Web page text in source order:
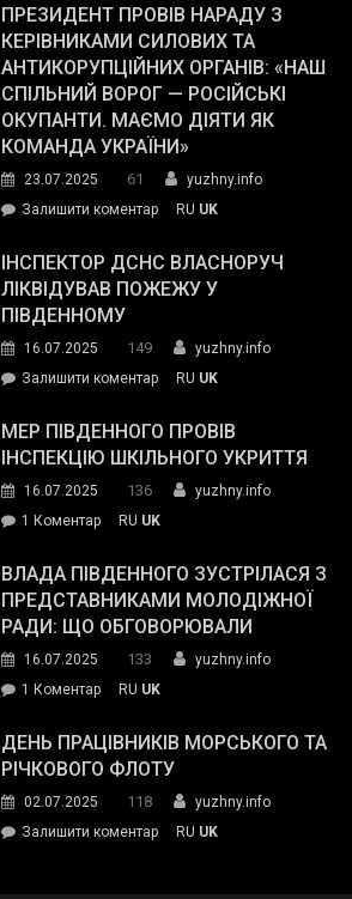
Street
Journal.
Південному
працівникам
ОПЗ
з
матеріального
резерву
гуманітарну
допомогу
ПРЕЗИДЕНТ ПРОВІВ НАРАДУ З
КЕРІВНИКАМИ СИЛОВИХ ТА
АНТИКОРУПЦІЙНИХ ОРГАНІВ: «НАШ
СПІЛЬНИЙ ВОРОГ — РОСІЙСЬКІ
ОКУПАНТИ. МАЄМО ДІЯТИ ЯК
КОМАНДА УКРАЇНИ»
23.07.2025 61
yuzhny.info
Залишити коментарon
провів
нараду
силових
та
органів:
«Наш
спільний
окупанти.
Маємо
діяти
команда
RU UK
ІНСПЕКТОР ДСНС ВЛАСНОРУЧ
ЛІКВІДУВАВ ПОЖЕЖУ У
ПІВДЕННОМУ
16.07.2025 149
yuzhny.info
Залишити коментарon
ДСНС
власноруч
пожежу
у
RU UK
МЕР ПІВДЕННОГО ПРОВІВ
ІНСПЕКЦІЮ ШКІЛЬНОГО УКРИТТЯ
16.07.2025 136
yuzhny.info
1 Коментардо
Південного
провів
інспекцію
укриття
RU UK
ВЛАДА ПІВДЕННОГО ЗУСТРІЛАСЯ З
ПРЕДСТАВНИКАМИ МОЛОДІЖНОЇ
РАДИ: ЩО ОБГОВОРЮВАЛИ
16.07.2025 133
yuzhny.info
1 Коментардо
Південного
зустрілася
представниками
молодіжної
RU UK
ДЕНЬ ПРАЦІВНИКІВ МОРСЬКОГО ТА
РІЧКОВОГО ФЛОТУ
02.07.2025 118
yuzhny.info
Залишити коментарon
RU UK